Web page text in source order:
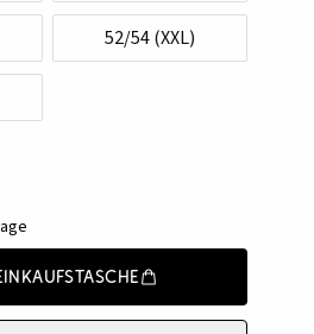
52/54 (XXL)